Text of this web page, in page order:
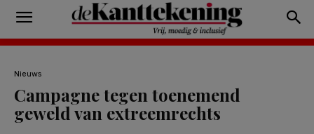
Nieuws
Campagne tegen toenemend
geweld van extreemrechts